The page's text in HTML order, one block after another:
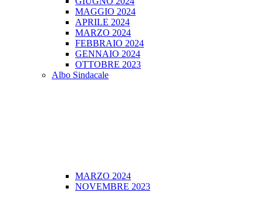
MAGGIO 2024
APRILE 2024
MARZO 2024
FEBBRAIO 2024
GENNAIO 2024
OTTOBRE 2023
Albo Sindacale
MARZO 2024
NOVEMBRE 2023